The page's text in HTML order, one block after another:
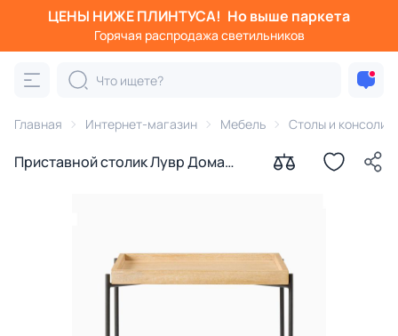
ЦЕНЫ НИЖЕ ПЛИНТУСА! Но выше паркета
Горячая распродажа светильников
Главная Интернет-магазин Мебель Столы и консоли
Приставной столик Лувр Дома